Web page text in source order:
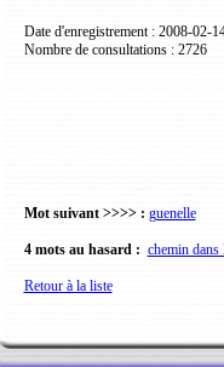
Date d'enregistrement : 2008-02-
Nombre de consultations : 2726
Mot suivant >>>> : guenelle
4 mots au hasard : chemin
Retour à la liste